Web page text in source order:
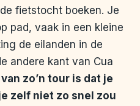
fietstocht boeken. Je
pad, vaak in een kleine
de eilanden in de
andere kant van Cua
zo’n tour is dat je
zelf niet zo snel zou